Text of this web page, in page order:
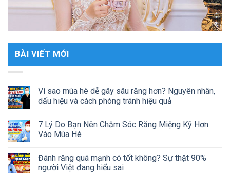
BÀI VIẾT MỚI
Vì sao mùa hè dễ gây sâu răng hơn? Nguyên nhân,
dấu hiệu và cách phòng tránh hiệu quả
7 Lý Do Bạn Nên Chăm Sóc Răng Miệng Kỹ Hơn
Vào Mùa Hè
Đánh răng quá mạnh có tốt không? Sự thật 90%
người Việt đang hiểu sai